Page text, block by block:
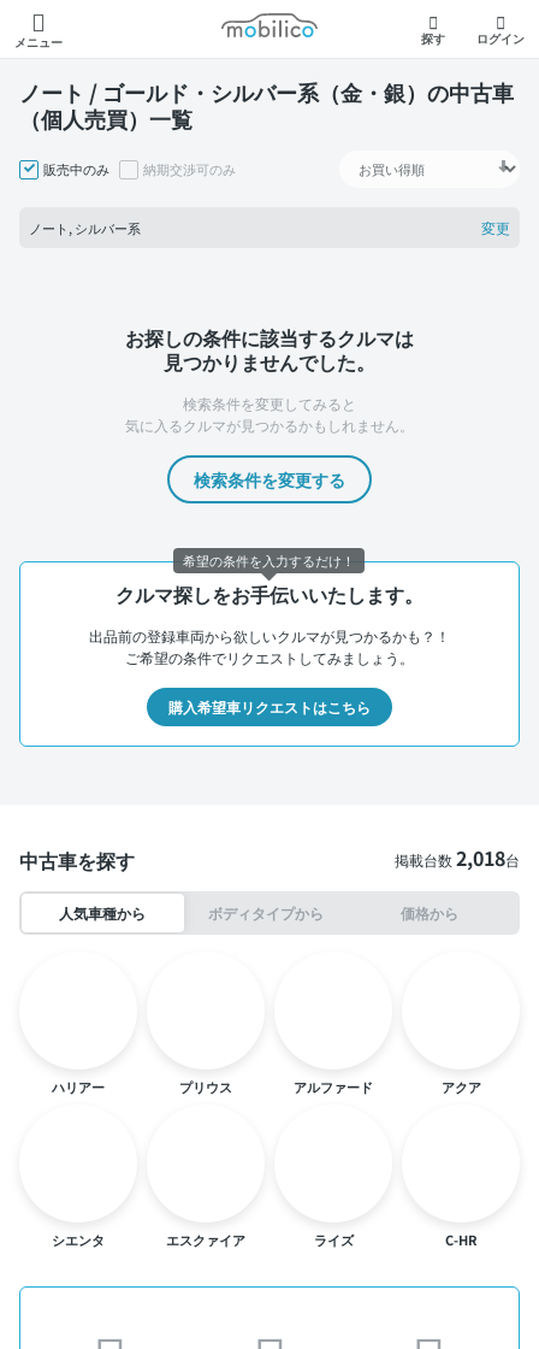
メニュー
モビリコ
探す ログイン
ノート / ゴールド・シルバー系（金・銀）の中古車
（個人売買）一覧
販売中のみ 納期交渉可のみ
ノート, シルバー系 変更
お探しの条件に該当するクルマは
見つかりませんでした。
検索条件を変更してみると
気に入るクルマが見つかるかもしれません。
検索条件を変更する
クルマ探しをお手伝いいたします。
出品前の登録車両から欲しいクルマが見つかるかも？！
ご希望の条件でリクエストしてみましょう。
購入希望車リクエストはこちら
中古車を探す 掲載台数2,018台
人気車種から ボディタイプから 価格から
ハリアー プリウス アルファード アクア
シエンタ エスクァイア ライズ C-HR
希望の条件を入力するだけ！